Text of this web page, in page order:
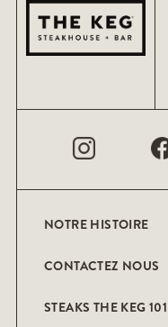
NOTRE HISTOIRE
CONTACTEZ NOUS
STEAKS THE KEG 101